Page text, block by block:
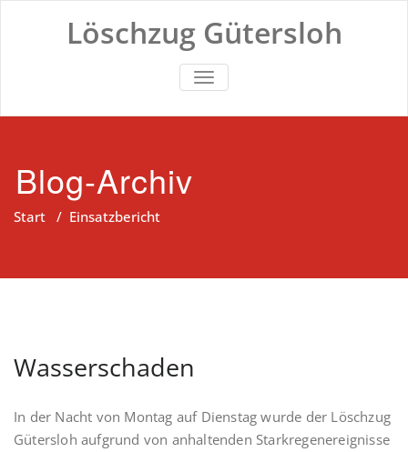
Löschzug Gütersloh
TOGGLE NAVIGATION
Blog-Archiv
Start / Einsatzbericht
Wasserschaden
In der Nacht von Montag auf Dienstag wurde der Löschzug
Gütersloh aufgrund von anhaltenden Starkregenereignisse